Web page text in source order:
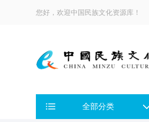
您好，欢迎中国民族文化资源库！
全部分类